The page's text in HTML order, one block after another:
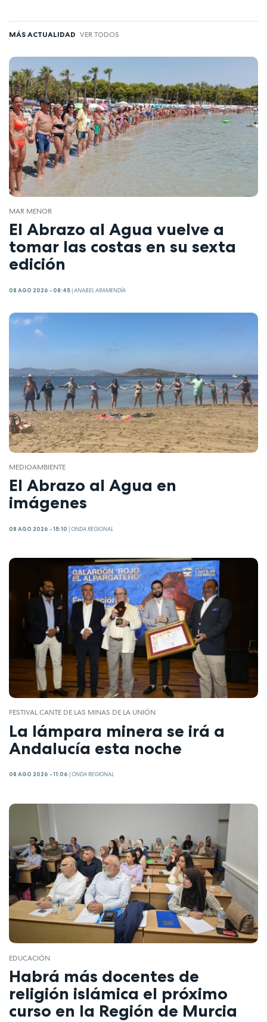
MÁS ACTUALIDAD VER TODOS
MAR MENOR
El Abrazo al Agua vuelve a
tomar las costas en su sexta
edición
08 AGO 2026 - 08:45 |ANABEL ARAMENDÍA
MEDIOAMBIENTE
El Abrazo al Agua en
imágenes
08 AGO 2026 - 15:10 |ONDA REGIONAL
FESTIVAL CANTE DE LAS MINAS DE LA UNIÓN
La lámpara minera se irá a
Andalucía esta noche
08 AGO 2026 - 11:06 ONDA REGIONAL
EDUCACIÓN
Habrá más docentes de
religión islámica el próximo
curso en la Región de Murcia